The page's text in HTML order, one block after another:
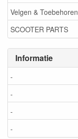
Velgen & Toebehoren
SCOOTER PARTS
Informatie
-
-
-
-